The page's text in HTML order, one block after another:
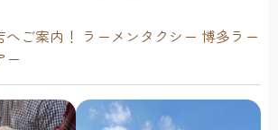
へご案内！ ラーメンタクシー 博多ラー
ー